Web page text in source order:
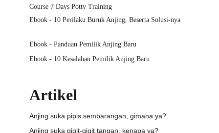
Artikel
Course 7 Days Potty Training
Ebook - 10 Kesalahan Pemilik Anjing Baru
Ebook - 10 Perilaku Buruk Anjing, Beserta Solusi-nya
Ebook - Panduan Pemilik Anjing Baru
Anjing suka pipis sembarangan, gimana ya?
Anjing suka gigit-gigit tangan, kenapa ya?